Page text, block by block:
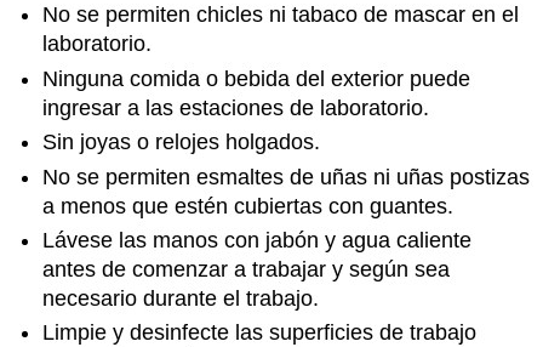
No se permiten chicles ni tabaco de mascar en el
laboratorio.
Ninguna comida o bebida del exterior puede
ingresar a las estaciones de laboratorio.
Sin joyas o relojes holgados.
No se permiten esmaltes de uñas ni uñas postizas
a menos que estén cubiertas con guantes.
Lávese las manos con jabón y agua caliente
antes de comenzar a trabajar y según sea
necesario durante el trabajo.
Limpie y desinfecte las superficies de trabajo